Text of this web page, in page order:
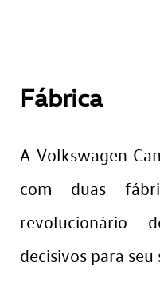
Fábrica
A Volkswagen
com duas
revolucionário
decisivos para seu